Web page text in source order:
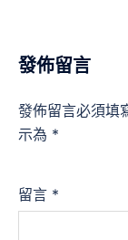
發佈留言
發佈留言必須填
示為 *
留言 *